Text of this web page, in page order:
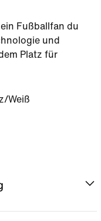
Fußballfan du
und
Platz für
Weiß